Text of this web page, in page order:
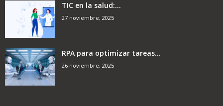
TIC en la salud:...
27 noviembre, 2025
RPA para optimizar tareas...
26 noviembre, 2025